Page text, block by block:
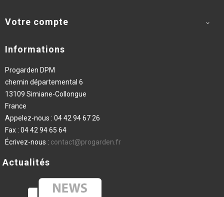
Votre compte 
Informations
Progarden DPM
chemin départemental 6
13109 Simiane-Collongue
France
Appelez-nous : 04 42 94 67 26
Fax : 04 42 94 65 64
Écrivez-nous : contact@progarden.fr
Actualités